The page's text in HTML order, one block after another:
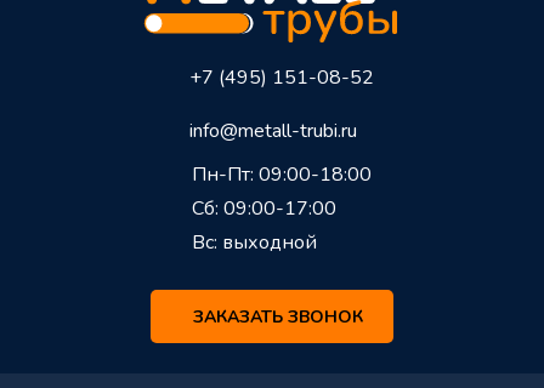
+7 (495) 151-08-52
info@metall-trubi.ru
Пн-Пт: 09:00-18:00
Сб: 09:00-17:00
Вс: выходной
ЗАКАЗАТЬ ЗВОНОК